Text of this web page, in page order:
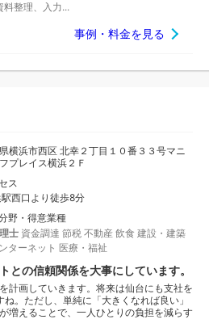
料整理、入力...
事例・料金を見る
横浜市西区 北幸２丁目１０番３３号マニ
プレイス横浜２Ｆ
ス
西口より徒歩8分
野・得意業種
士 資金調達 節税 不動産 飲食 建設・建築
ターネット 医療・福祉
との信頼関係を大事にしています。
計画していきます。将来は仙台にも支社を
。ただし、単純に「大きくなれば良い」
増えることで、一人ひとりの負担を減らす